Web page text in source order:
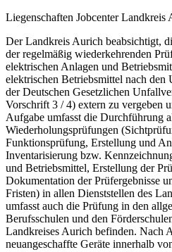
Liegenschaften Jobcenter Landkreis
Der Landkreis Aurich beabsichtigt,
der regelmäßig wiederkehrenden
elektrischen Anlagen und
elektrischen Betriebsmittel nach
der Deutschen Gesetzlichen
Vorschrift 3 / 4) extern zu vergeben
Aufgabe umfasst die Durchführung
Wiederholungsprüfungen
Funktionsprüfung, Erstellung und
Inventarisierung bzw.
und Betriebsmittel, Erstellung der
Dokumentation der Prüfergebnisse
Fristen) in allen Dienststellen des
umfasst auch die Prüfung in den
Berufsschulen und den
Landkreises Aurich befinden. Nach
neuangeschaffte Geräte innerhalb